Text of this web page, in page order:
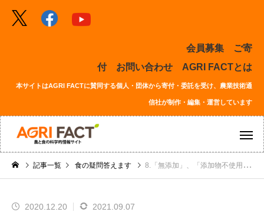
会員募集
ご寄
付
お問い合わせ AGRI FACTとは
本サイトはAGRI FACTに賛同する個人・団体から寄付・委託を受け、農業技術通
信社が制作・編集・運営しています
記事一覧 食の疑問答えます 8.「無添加」、「添加物不使用」は安全性と無関係【食品添加物をめぐる重要な10項目】
2020.12.20 2021.09.07